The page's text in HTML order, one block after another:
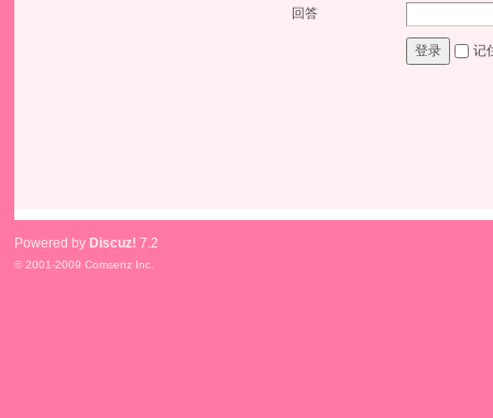
回答
登录 记
Powered by Discuz! 7.2
© 2001-2009 Comsenz Inc.